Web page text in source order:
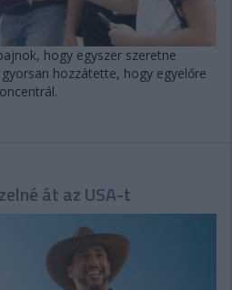
hogy egyszer szeretne
hozzátette, hogy egyelőre
át az USA-t